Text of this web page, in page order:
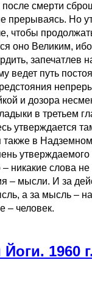
смерти
прерываясь. Но
чтобы
оно Великим,
запечатлев
ведет путь
и дозора
в третьем
утверждается
также в
никакие слова не
– мысли. И за
а за мысль –
– человек.
1960